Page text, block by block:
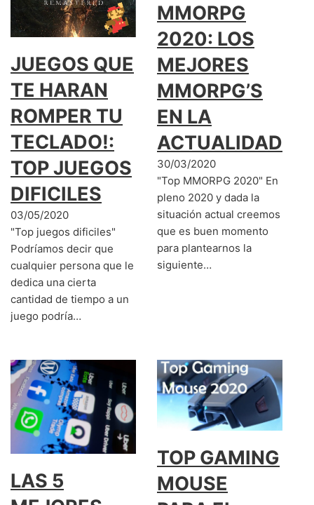
JUEGOS QUE
TE HARAN
ROMPER TU
TECLADO!:
TOP JUEGOS
DIFICILES
03/05/2020
"Top juegos dificiles"
Podríamos decir que
cualquier persona que le
dedica una cierta
cantidad de tiempo a un
juego podría…
MMORPG
2020: LOS
MEJORES
MMORPG’S
EN LA
ACTUALIDAD
30/03/2020
"Top MMORPG 2020" En
pleno 2020 y dada la
situación actual creemos
que es buen momento
para plantearnos la
siguiente…
LAS 5
TOP GAMING
MOUSE